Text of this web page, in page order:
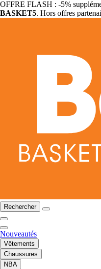
OFFRE FLASH : -5%
BASKET5. Hors offres
Rechercher
Nouveautés
Vêtements
Chaussures
NBA